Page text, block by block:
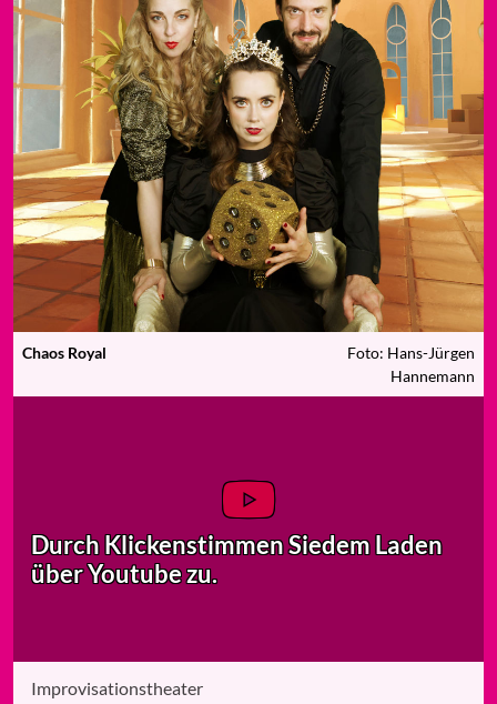
Chaos Royal
Foto: Hans-Jürgen
Hannemann
Durch Klickenstimmen Siedem Laden
über Youtube zu.
Improvisationstheater